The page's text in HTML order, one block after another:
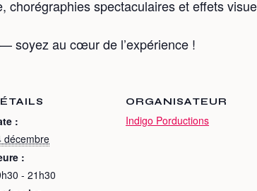
chorégraphies spectaculaires et effets
soyez au cœur de l’expérience !
:
décembre
:
- 21h30
ORGANISATEUR
Indigo Porductions